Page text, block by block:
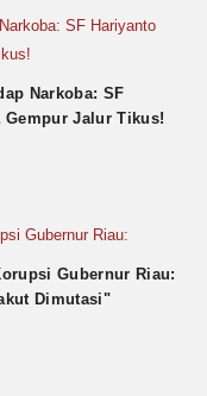
Narkoba: SF
Gempur Jalur Tikus!
Gubernur Riau:
Dimutasi"